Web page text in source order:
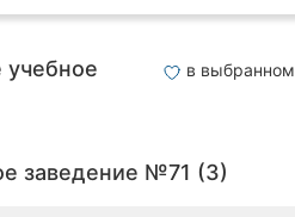
учебное
в выбранном
заведение №71 (3)